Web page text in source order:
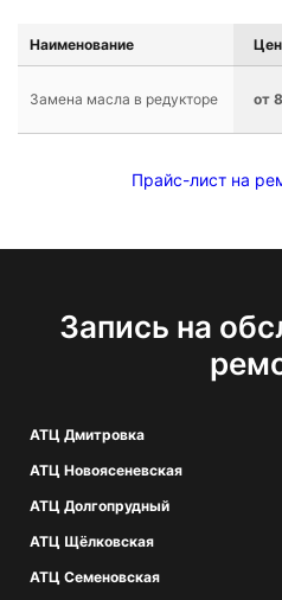
Наименование
Замена масла в редукторе от
Прайс-лист на
Запись на
АТЦ Дмитровка
АТЦ Новоясеневская
АТЦ Долгопрудный
АТЦ Щёлковская
АТЦ Семеновская